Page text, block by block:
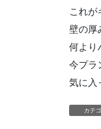
これが
壁の厚
何より
今プラ
気に入
カテ